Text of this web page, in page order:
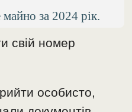
за 2024 рік.
свій номер
особисто,